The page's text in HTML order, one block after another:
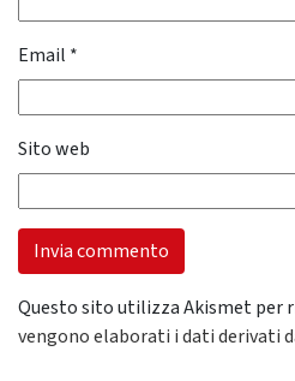
Email *
Sito web
Questo sito utilizza Akismet per
vengono elaborati i dati derivati